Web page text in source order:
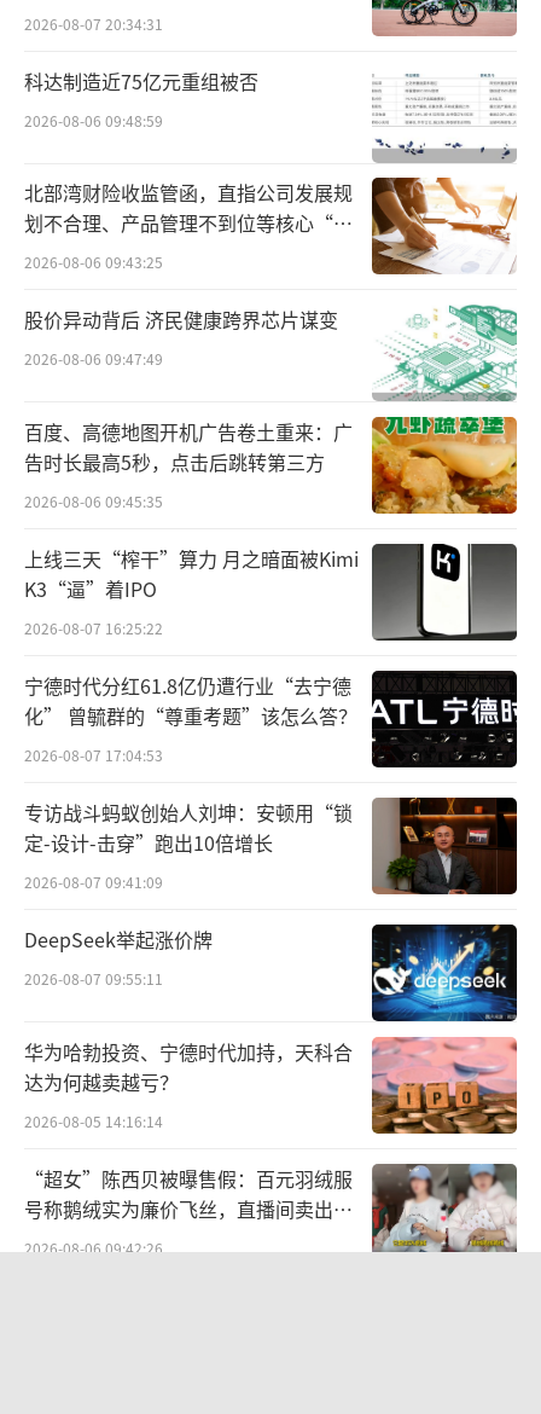
京东通过线上抽奖方式，将拍下的头鱼免费送给京东用户
在查干湖第二十四届冰雪渔猎文化旅游节
开幕式现场，京东生鲜与查干湖渔场达成年度
包销近50%的合作，因此京东成为查干湖鱼最
大的线上销售渠道。查干湖胖头鱼产业协会会
长赵明明表示：“通过和京东生鲜合作，让查
干湖鱼得到了高效的物流和品质保障，能够快
速从湖区送到消费者餐桌，让全国消费者吃上
放心、正宗的查干湖鱼。”
通过双方的包销合作，京东生鲜销售的每
一条查干湖鱼也都配备了专属“身份证”，依
托查干湖有机鱼防伪体系实现一鱼一码。京东
生鲜采销表示，“我们坚持只售卖正宗查干湖
鱼，从根本上杜绝‘洗澡鱼’等市场乱象，为
消费者打造透明、可信的高品质生鲜消费环
境。”
在运输环节，为进一步提升查干湖鱼物流
时效，今年京东快递还为查干湖鱼打造五重锁
鲜体系，并在查干湖渔场旁设立产地直发中
心，通过公铁空立体化运力保障，以及优先分
拣、优先派送绿色通道，助力查干湖鲜鱼最快
次晨抵达全国核心城市。
2026-08-07 20:34:31
科达制造近75亿元重组被否
2026-08-06 09:48:59
北部湾财险收监管函，直指公司发展规
划不合理、产品管理不到位等核心“痛
点”
2026-08-06 09:43:25
股价异动背后 济民健康跨界芯片谋变
2026-08-06 09:47:49
百度、高德地图开机广告卷土重来：广
告时长最高5秒，点击后跳转第三方
2026-08-06 09:45:35
上线三天“榨干”算力 月之暗面被Kimi
K3“逼”着IPO
2026-08-07 16:25:22
宁德时代分红61.8亿仍遭行业“去宁德
化” 曾毓群的“尊重考题”该怎么答？
2026-08-07 17:04:53
专访战斗蚂蚁创始人刘坤：安顿用“锁
定-设计-击穿”跑出10倍增长
2026-08-07 09:41:09
DeepSeek举起涨价牌
2026-08-07 09:55:11
华为哈勃投资、宁德时代加持，天科合
达为何越卖越亏？
2026-08-05 14:16:14
“超女”陈西贝被曝售假：百元羽绒服
号称鹅绒实为廉价飞丝，直播间卖出超
百万元
2026-08-06 09:42:26